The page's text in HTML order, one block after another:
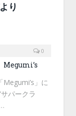
り
0
Megumi’s
」に
パークラ